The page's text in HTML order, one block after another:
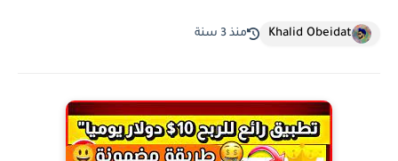
Khalid Obeidat منذ 3 سنة